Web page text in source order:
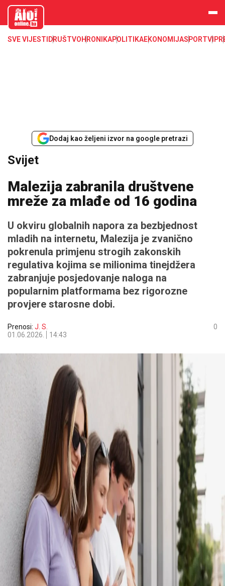
aloonline.b
SVE VIJESTI DRUŠTVOHRONIKAPOLITIKAEKONOMIJASPORTVIP
Dodaj kao željeni izvor na google pretrazi
Svijet
Malezija zabranila društvene
mreže za mlađe od 16 godina
U okviru globalnih napora za bezbjednost
mladih na internetu, Malezija je zvanično
pokrenula primjenu strogih zakonskih
regulativa kojima se milionima tinejdžera
zabranjuje posjedovanje naloga na
popularnim platformama bez rigorozne
provjere starosne dobi.
Prenosi: J. S.
01.06.2026.
14:43
0